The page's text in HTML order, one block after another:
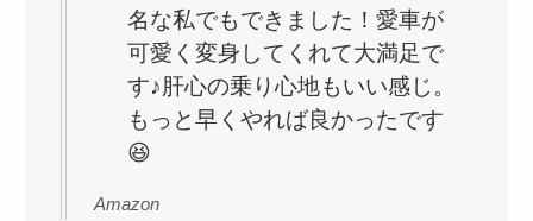
名な私でもできました！愛車が
可愛く変身してくれて大満足で
す♪肝心の乗り心地もいい感じ。
もっと早くやれば良かったです
😆
Amazon